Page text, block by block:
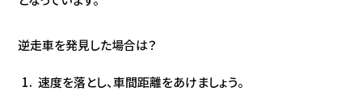
逆走車を発見した場合は？
速度を落とし、車間距離をあけましょう。